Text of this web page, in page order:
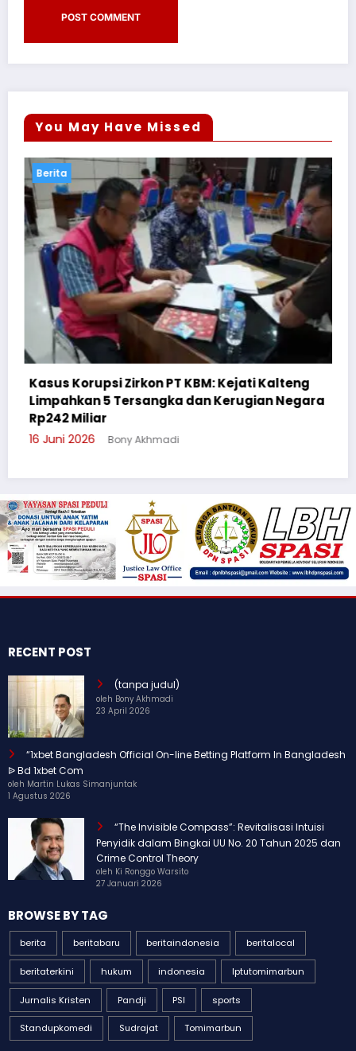
You May Have Missed
Kejati Kalteng
Kerugian Negara
Berita
Cegah Bullying, Sikum Polresta
3 Juni 2026
RECENT POST
(tanpa judul)
oleh Bony Akhmadi
23 April 2026
“1xbet Bangladesh Official On-line Betting Platform In Bangladesh
ᐉ Bd 1xbet Com
oleh Martin Lukas Simanjuntak
1 Agustus 2026
“The Invisible Compass”: Revitalisasi Intuisi
Penyidik dalam Bingkai UU No. 20 Tahun 2025 dan
Crime Control Theory
oleh Ki Ronggo Warsito
BROWSE BY TAG
beritaterkini hukum indonesia Iptutomimarbun
Jurnalis Kristen Pandji PSI sports
Standupkomedi Sudrajat